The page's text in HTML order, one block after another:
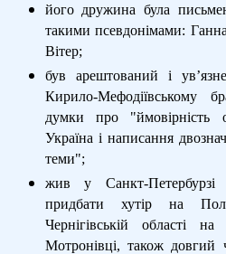
його дружина була
такими псевдонімами:
Вітер;
був арештований і
Кирило-Мефодіївському
думки про "ймовірність
Україна і написання
теми";
жив у Санкт-
придбати хутір на
Чернігівській області
Мотронівці, також довгий